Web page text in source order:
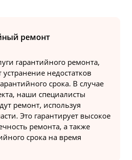
ремонт
гарантийного ремонта,
недостатков
срока. В случае
наши специалисты
ремонт, используя
Это гарантирует высокое
ремонта, а также
срока на время